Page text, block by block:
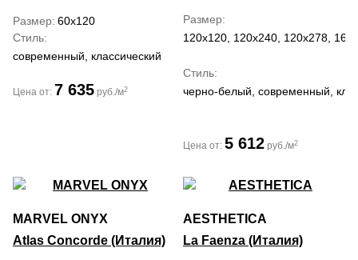
Размер 60x120
Стиль
современный, классический
Цена от: 7 635 руб./м2
Размер
120x120, 120x240, 120x278,
Стиль
черно-белый, современный,
Цена от: 5 612 руб./м2
MARVEL ONYX
Atlas Concorde (Италия)
AESTHETICA
La Faenza (Италия)